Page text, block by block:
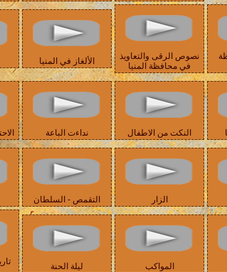
نصوص الرقى والتعاويذ
في محافظة المنيا
الألغاز في المنيا
النكت من الاطفال نداءت الباعة
الزار التقمص - السلطان
المواكب ليلة الحنة